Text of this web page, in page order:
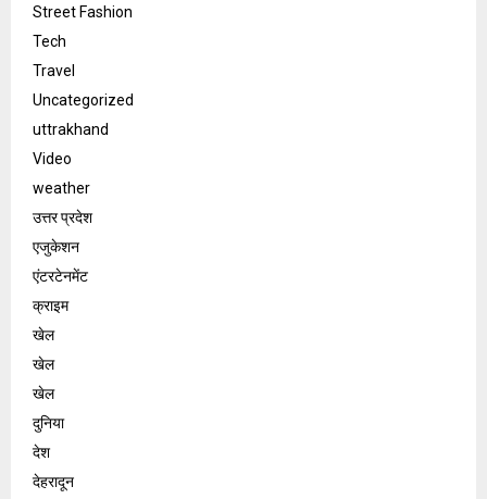
Street Fashion
Tech
Travel
Uncategorized
uttrakhand
Video
weather
उत्तर प्रदेश
एजुकेशन
एंटरटेनमेंट
क्राइम
खेल
खेल
खेल
दुनिया
देश
देहरादून